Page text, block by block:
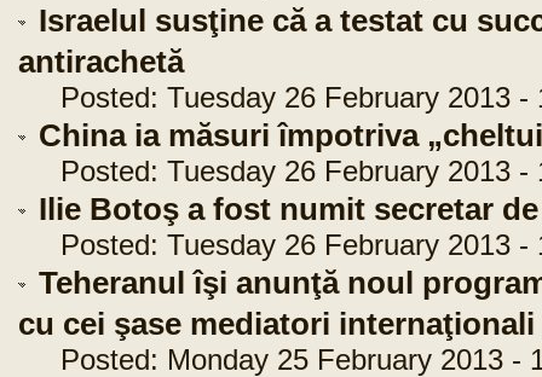
Israelul susţine că a testat cu
antirachetă
Posted: Tuesday 26 February 2013 -
China ia măsuri împotriva
Posted: Tuesday 26 February 2013 -
Ilie Botoş a fost numit secretar
Posted: Tuesday 26 February 2013 -
Teheranul îşi anunţă noul
cu cei şase mediatori internaţionali
Posted: Monday 25 February 2013 -